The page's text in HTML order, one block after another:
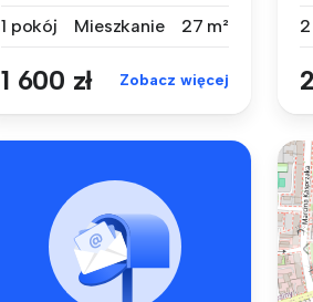
1 pokój
Mieszkanie 27 m²
1 600 zł Zobacz więcej